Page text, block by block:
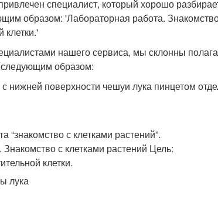
специалист, который хорошо
образом: 'Лабораторная работа.
клетки.'
нашего сервиса, мы склонны
следующим образом:
нижней поверхности чешуи лука пинцетом
лука